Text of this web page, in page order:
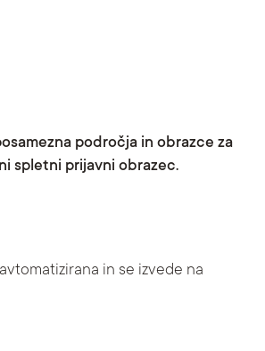
področja in obrazce za
spletni prijavni obrazec.
in se izvede na